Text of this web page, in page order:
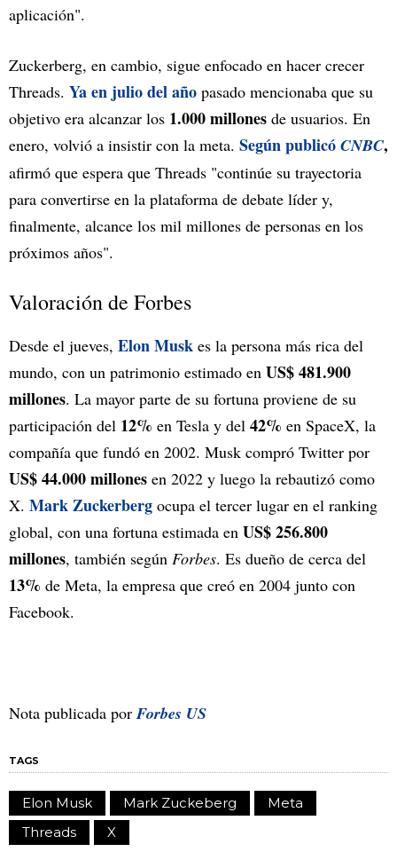
aplicación".
Zuckerberg, en cambio, sigue enfocado en hacer crecer
Threads. Ya en julio del año pasado mencionaba que su
objetivo era alcanzar los 1.000 millones de usuarios. En
enero, volvió a insistir con la meta. Según publicó CNBC,
afirmó que espera que Threads "continúe su trayectoria
para convertirse en la plataforma de debate líder y,
finalmente, alcance los mil millones de personas en los
próximos años".
Valoración de Forbes
Desde el jueves, Elon Musk es la persona más rica del
mundo, con un patrimonio estimado en US$ 481.900
millones. La mayor parte de su fortuna proviene de su
participación del 12% en Tesla y del 42% en SpaceX, la
compañía que fundó en 2002. Musk compró Twitter por
US$ 44.000 millones en 2022 y luego la rebautizó como
X. Mark Zuckerberg ocupa el tercer lugar en el ranking
global, con una fortuna estimada en US$ 256.800
millones, también según Forbes. Es dueño de cerca del
13% de Meta, la empresa que creó en 2004 junto con
Facebook.
Nota publicada porForbes US
TAGS
Elon Musk Mark Zuckeberg
Meta
Threads
X